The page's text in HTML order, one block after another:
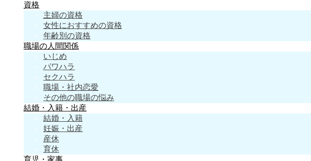
資格
主婦の資格
女性におすすめの資格
年齢別の資格
職場の人間関係
いじめ
パワハラ
セクハラ
職場・社内恋愛
その他の職場の悩み
結婚・入籍・出産
結婚・入籍
妊娠・出産
産休
育休
育児・家事